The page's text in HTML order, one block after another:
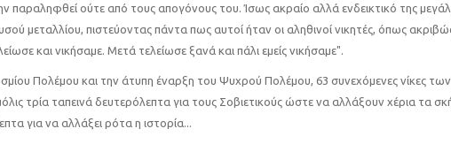
παραληφθεί ούτε από τους απογόνους του. Ίσως ακραίο αλλά ενδεικτικό της
μεταλλίου, πιστεύοντας πάντα πως αυτοί ήταν οι αληθινοί νικητές, όπως
και νικήσαμε. Μετά τελείωσε ξανά και πάλι εμείς νικήσαμε".
Πολέμου και την άτυπη έναρξη του Ψυχρού Πολέμου, 63 συνεχόμενες νίκες
τρία ταπεινά δευτερόλεπτα για τους Σοβιετικούς ώστε να αλλάξουν χέρια τα
για να αλλάξει ρότα η ιστορία...